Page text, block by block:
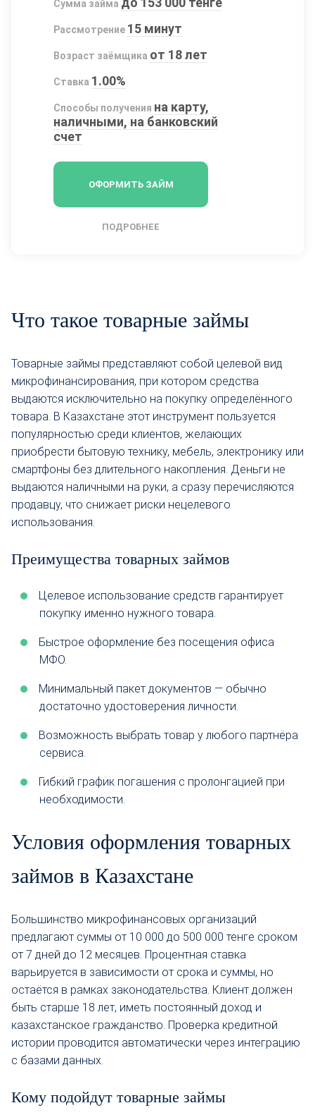
Сумма займа
Рассмотрение 15 минут
Возраст заёмщика от 18 лет
Ставка 1.00%
Способы получения на карту,
наличными, на банковский
счет
ОФОРМИТЬ ЗАЙМ
ПОДРОБНЕЕ
Что такое товарные займы
Товарные займы представляют собой целевой вид
микрофинансирования, при котором средства
выдаются исключительно на покупку определённого
товара. В Казахстане этот инструмент пользуется
популярностью среди клиентов, желающих
приобрести бытовую технику, мебель, электронику или
смартфоны без длительного накопления. Деньги не
выдаются наличными на руки, а сразу перечисляются
продавцу, что снижает риски нецелевого
использования.
Преимущества товарных займов
Целевое использование средств гарантирует
покупку именно нужного товара.
Быстрое оформление без посещения офиса
МФО.
Минимальный пакет документов — обычно
достаточно удостоверения личности.
Возможность выбрать товар у любого партнёра
сервиса.
Гибкий график погашения с пролонгацией при
необходимости.
Условия оформления товарных
займов в Казахстане
Большинство микрофинансовых организаций
предлагают суммы от 10 000 до 500 000 тенге сроком
от 7 дней до 12 месяцев. Процентная ставка
варьируется в зависимости от срока и суммы, но
остаётся в рамках законодательства. Клиент должен
быть старше 18 лет, иметь постоянный доход и
казахстанское гражданство. Проверка кредитной
истории проводится автоматически через интеграцию
с базами данных.
Кому подойдут товарные займы